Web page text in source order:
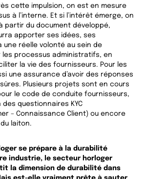
cette impulsion, on est en mesure
à l’interne. Et si l’intérêt émerge, on
partir du document développé,
apporter ses idées, ses
une réelle volonté au sein de
les processus administratifs, en
la vie des fournisseurs. Pour les
une assurance d’avoir des réponses
Plusieurs projets sont en cours
le code de conduite fournisseurs,
questionnaires KYC
– Connaissance Client) ou encore
laiton.
se prépare à la durabilité
industrie, le secteur horloger
la dimension de durabilité dans